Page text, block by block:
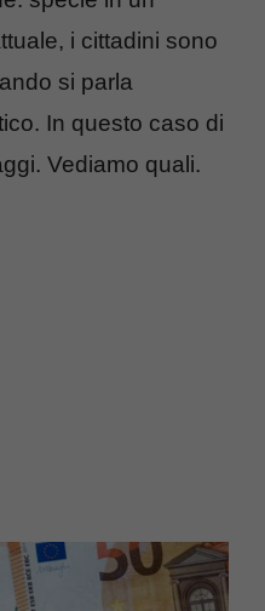
i cittadini sono
si parla
In questo caso di
Vediamo quali.